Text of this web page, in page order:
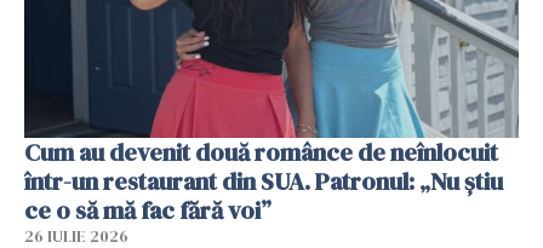
Cum au devenit două românce de neînlocuit
într-un restaurant din SUA. Patronul: „Nu știu
ce o să mă fac fără voi”
26 IULIE 2026